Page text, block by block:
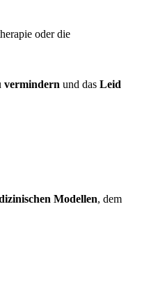
oder die
vermindern und das Leid
Modellen, dem